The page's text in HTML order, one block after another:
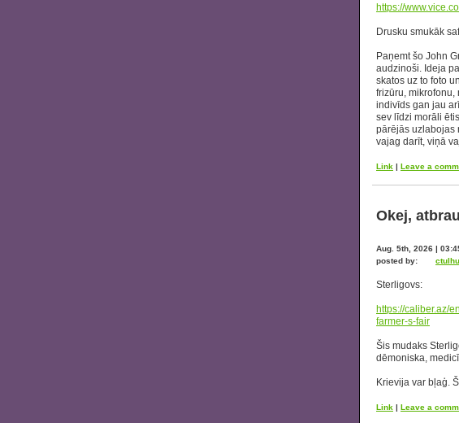
https://
Drusku smukāk
Paņemt šo John
audzinoši. Ideja
skatos uz to foto
frizūru,
indivīds gan jau
sev līdzi morāli
pārējās uzlabojas
vajag darīt, viņā
Link | Leave a
Okej,
Aug. 5th, 2026 |
posted by:
ctulhu
Sterligovs:
https://caliber.az/
farmer-s-fair
Šis mudaks
dēmoniska,
Krievija var bļaģ.
Link | Leave a